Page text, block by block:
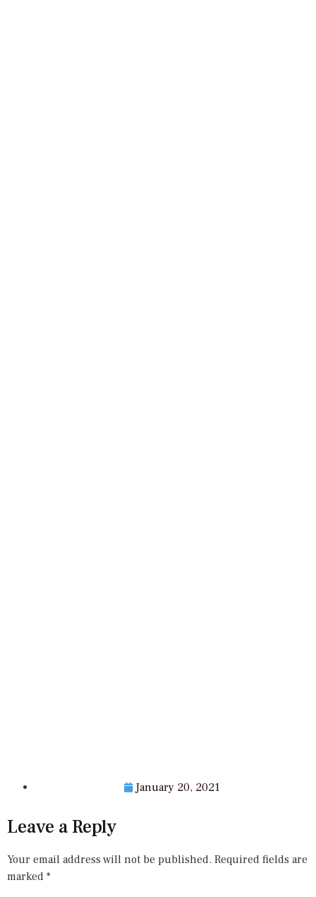
January 20, 2021
Leave a Reply
Your email address will not be published. Required fields are
marked *